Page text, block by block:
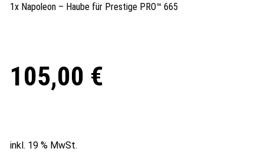
1x Napoleon – Haube für Prestige PRO™ 665
105,00 €
inkl. 19 % MwSt.